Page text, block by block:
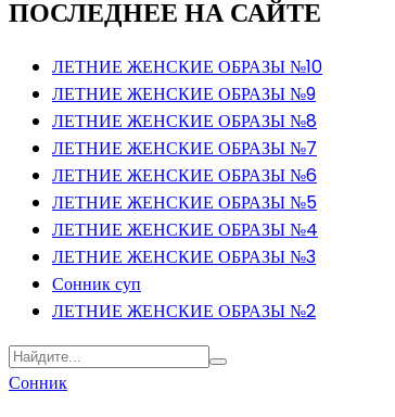
ПОСЛЕДНЕЕ НА САЙТЕ
ЛЕТНИЕ ЖЕНСКИЕ ОБРАЗЫ №10
ЛЕТНИЕ ЖЕНСКИЕ ОБРАЗЫ №9
ЛЕТНИЕ ЖЕНСКИЕ ОБРАЗЫ №8
ЛЕТНИЕ ЖЕНСКИЕ ОБРАЗЫ №7
ЛЕТНИЕ ЖЕНСКИЕ ОБРАЗЫ №6
ЛЕТНИЕ ЖЕНСКИЕ ОБРАЗЫ №5
ЛЕТНИЕ ЖЕНСКИЕ ОБРАЗЫ №4
ЛЕТНИЕ ЖЕНСКИЕ ОБРАЗЫ №3
Сонник суп
ЛЕТНИЕ ЖЕНСКИЕ ОБРАЗЫ №2
Сонник